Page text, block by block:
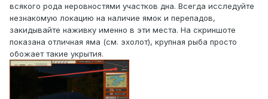
всякого рода неровностями участков дна. Всегда исследуйте
незнакомую локацию на наличие ямок и перепадов,
закидывайте наживку именно в эти места. На скриншоте
показана отличная яма (см. эхолот), крупная рыба просто
обожает такие укрытия.